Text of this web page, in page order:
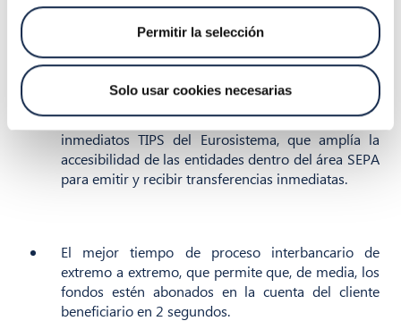
Permitir la selección
Solo usar cookies necesarias
cuenta actualmente con más de 743 entidades
europeas accesibles.
Próximamente, a partir del 30 de noviembre, la
conexión con el nuevo servicio de pagos
inmediatos TIPS del Eurosistema, que amplía la
accesibilidad de las entidades dentro del área SEPA
para emitir y recibir transferencias inmediatas.
El mejor tiempo de proceso interbancario de
extremo a extremo, que permite que, de media, los
fondos estén abonados en la cuenta del cliente
beneficiario en 2 segundos.